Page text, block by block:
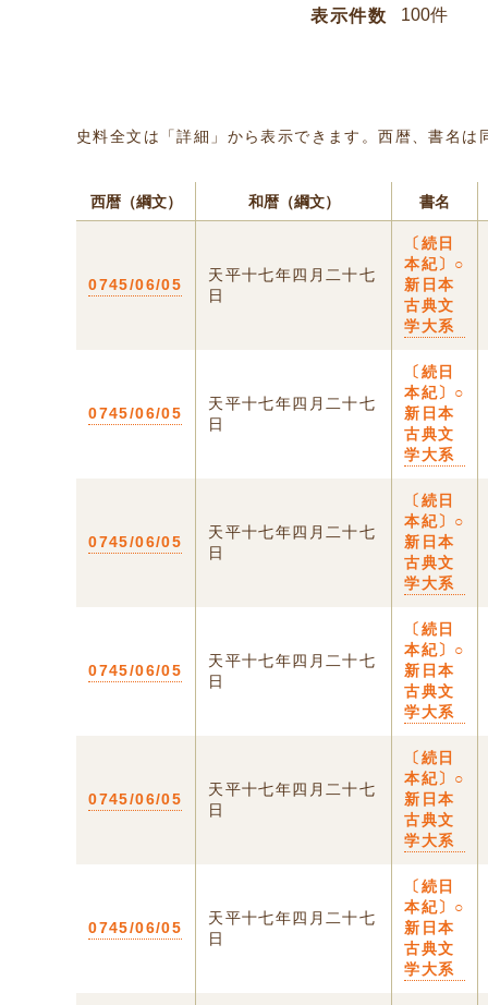
表示件数
史料全文は「詳細」から表示できます。西暦、書名
西暦（綱文） 和暦（綱文） 書名
0745/06/05
天平十七年四月二十七
日
〔続日
本紀〕○
新日本
古典文
学大系
0745/06/05
天平十七年四月二十七
日
〔続日
本紀〕○
新日本
古典文
学大系
0745/06/05
天平十七年四月二十七
日
〔続日
本紀〕○
新日本
古典文
学大系
0745/06/05
天平十七年四月二十七
日
〔続日
本紀〕○
新日本
古典文
学大系
0745/06/05
天平十七年四月二十七
日
〔続日
本紀〕○
新日本
古典文
学大系
0745/06/05
天平十七年四月二十七
日
〔続日
本紀〕○
新日本
古典文
学大系